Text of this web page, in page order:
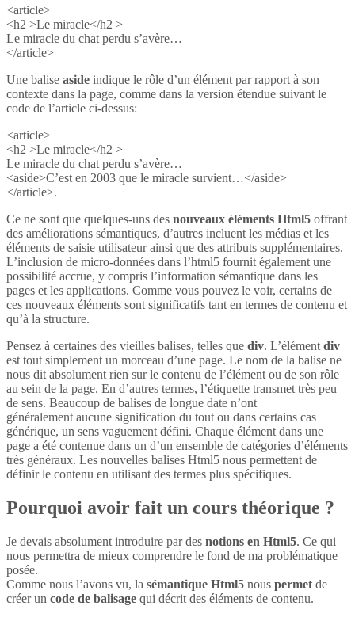
<article>
<h2 >Le miracle</h2 >
Le miracle du chat perdu s’avère…
</article>
Une balise aside indique le rôle d’un élément par rapport à son
contexte dans la page, comme dans la version étendue suivant le
code de l’article ci-dessus:
<article>
<h2 >Le miracle</h2 >
Le miracle du chat perdu s’avère…
<aside>C’est en 2003 que le miracle survient…</aside>
</article>.
Ce ne sont que quelques-uns des nouveaux éléments Html5 offrant
des améliorations sémantiques, d’autres incluent les médias et les
éléments de saisie utilisateur ainsi que des attributs supplémentaires.
L’inclusion de micro-données dans l’html5 fournit également une
possibilité accrue, y compris l’information sémantique dans les
pages et les applications. Comme vous pouvez le voir, certains de
ces nouveaux éléments sont significatifs tant en termes de contenu et
qu’à la structure.
Pensez à certaines des vieilles balises, telles que div. L’élément div
est tout simplement un morceau d’une page. Le nom de la balise ne
nous dit absolument rien sur le contenu de l’élément ou de son rôle
au sein de la page. En d’autres termes, l’étiquette transmet très peu
de sens. Beaucoup de balises de longue date n’ont
généralement aucune signification du tout ou dans certains cas
générique, un sens vaguement défini. Chaque élément dans une
page a été contenue dans un d’un ensemble de catégories d’éléments
très généraux. Les nouvelles balises Html5 nous permettent de
définir le contenu en utilisant des termes plus spécifiques.
Pourquoi avoir fait un cours théorique ?
Je devais absolument introduire par des notions en Html5. Ce qui
nous permettra de mieux comprendre le fond de ma problématique
posée.
Comme nous l’avons vu, la sémantique Html5 nous permet de
créer un code de balisage qui décrit des éléments de contenu.